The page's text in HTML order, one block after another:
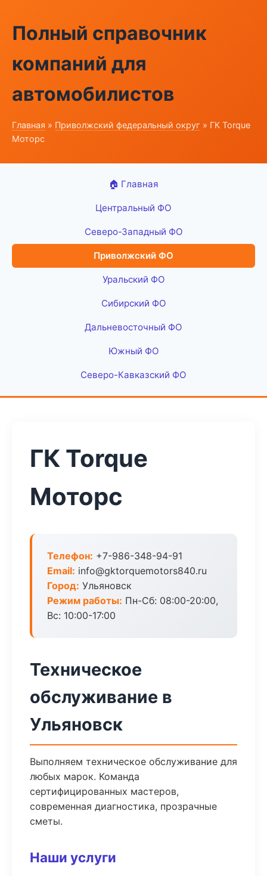
Полный справочник
компаний для
автомобилистов
Главная » Приволжский федеральный округ » ГК Torque
Моторс
🏠 Главная
Центральный ФО
Северо-Западный ФО
Приволжский ФО
Уральский ФО
Сибирский ФО
Дальневосточный ФО
Южный ФО
Северо-Кавказский ФО
ГК Torque
Моторс
Телефон: +7-986-348-94-91
Email: info@gktorquemotors840.ru
Город: Ульяновск
Режим работы: Пн-Сб: 08:00-20:00,
Вс: 10:00-17:00
Техническое
обслуживание в
Ульяновск
Выполняем техническое обслуживание для
любых марок. Команда
сертифицированных мастеров,
современная диагностика, прозрачные
сметы.
Наши услуги